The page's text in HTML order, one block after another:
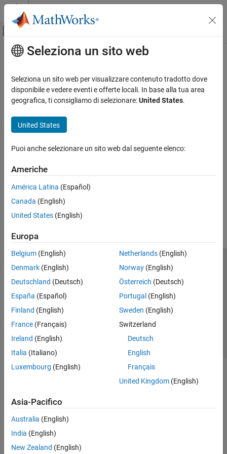
Vai al contenuto
Attiva/disattiva menu di navigazione
Pagina iniziale della documentazione
Contenuto principale
Seleziona un sito web
Seleziona un sito web per visualizzare contenuto tradotto dove
disponibile e vedere eventi e offerte locali. In base alla tua area
geografica, ti consigliamo di selezionare:United States.
United States
Puoi anche selezionare un sito web dal seguente elenco:
Americhe
América Latina (Español)
Canada (English)
United States (English)
Europa
Belgium (English)
Denmark (English)
Deutschland (Deutsch)
España (Español)
Finland (English)
France (Français)
Ireland (English)
Italia (Italiano)
Luxembourg (English)
Netherlands(English)
Norway(English)
Österreich (Deutsch)
Portugal (English)
Sweden (English)
Switzerland
Deutsch
English
Français
United Kingdom(English)
Asia-Pacifico
Australia (English)
India (English)
New Zealand (English)
Centro di fiducia
Informativa sulla privacy
Antipirateria
Stato dell'applicazione
Contatti
© 1994-2026 The MathWorks, Inc.